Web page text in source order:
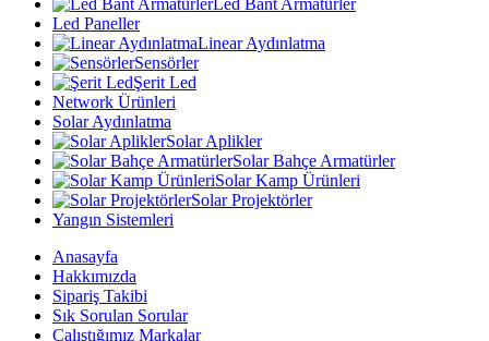
Led Bant Armatürler
Led Paneller
Linear Aydınlatma
Sensörler
Şerit Led
Network Ürünleri
Solar Aydınlatma
Solar Aplikler
Solar Bahçe Armatürler
Solar Kamp Ürünleri
Solar Projektörler
Yangın Sistemleri
Anasayfa
Hakkımızda
Sipariş Takibi
Sık Sorulan Sorular
Çalıştığımız Markalar